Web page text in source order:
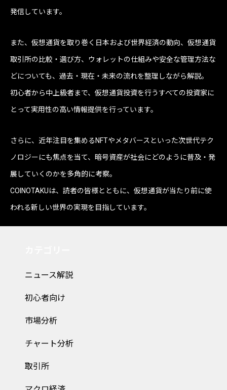
発信しています。
また、仮想通貨を取り巻く日本および世界経済の動向、仮想通貨
取引所の比較・選び方、ウォレットの仕組みや安全な管理方法な
どについても、過去・現在・未来の流れを整理しながら解説。
初心者から中上級者まで、仮想通貨投資を行うすべての投資家に
とって実用性の高い情報提供を行っています。
さらに、近年注目を集めるNFTやメタバースといった次世代テク
ノロジーにも焦点を当て、暗号資産が社会にどのように普及・発
展していくのかを多角的に考察。
COINOTAKUは、読者の皆様とともに、仮想通貨が当たり前に使
われる新しい世界の実現を目指しています。
ニュース解説
初心者向け
市場分析
チャート分析
取引所